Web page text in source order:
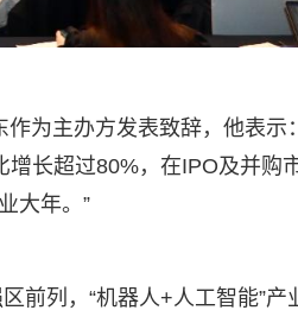
为主办方发表致辞，他表示
增长超过80%，在IPO及并购
大年。”
前列，“机器人+人工智能”产